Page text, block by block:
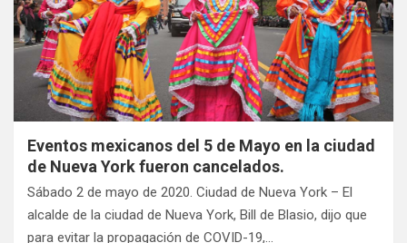
Eventos mexicanos del 5 de Mayo en la ciudad
de Nueva York fueron cancelados.
Sábado 2 de mayo de 2020. Ciudad de Nueva York – El
alcalde de la ciudad de Nueva York, Bill de Blasio, dijo que
para evitar la propagación de COVID-19,…